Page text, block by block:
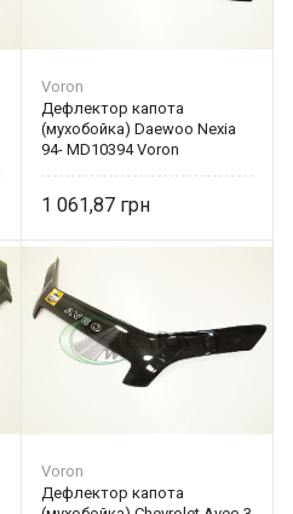
Voron
Дефлектор капота
(мухобойка) Daewoo Nexia
94- MD10394 Voron
1 061,87
Voron
Дефлектор капота